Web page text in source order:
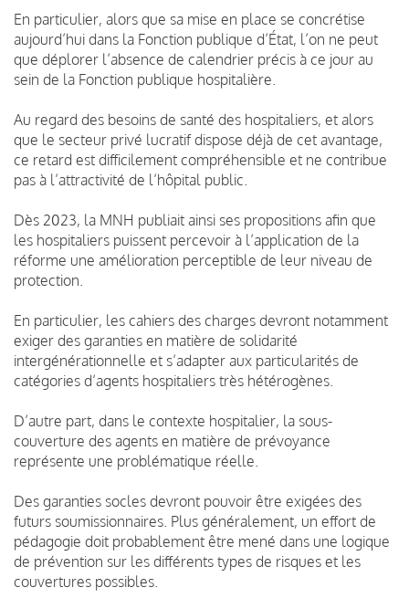
En particulier, alors que sa mise en place se concrétise
aujourd’hui dans la Fonction publique d’État, l’on ne peut
que déplorer l’absence de calendrier précis à ce jour au
sein de la Fonction publique hospitalière.
Au regard des besoins de santé des hospitaliers, et alors
que le secteur privé lucratif dispose déjà de cet avantage,
ce retard est difficilement compréhensible et ne contribue
pas à l’attractivité de l’hôpital public.
Dès 2023, la MNH publiait ainsi ses propositions afin que
les hospitaliers puissent percevoir à l’application de la
réforme une amélioration perceptible de leur niveau de
protection.
En particulier, les cahiers des charges devront notamment
exiger des garanties en matière de solidarité
intergénérationnelle et s’adapter aux particularités de
catégories d’agents hospitaliers très hétérogènes.
D’autre part, dans le contexte hospitalier, la sous-
couverture des agents en matière de prévoyance
représente une problématique réelle.
Des garanties socles devront pouvoir être exigées des
futurs soumissionnaires. Plus généralement, un effort de
pédagogie doit probablement être mené dans une logique
de prévention sur les différents types de risques et les
couvertures possibles.